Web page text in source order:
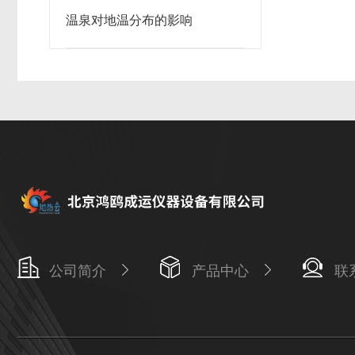
温泉对地温分布的影响
公司简介 产品中心 联